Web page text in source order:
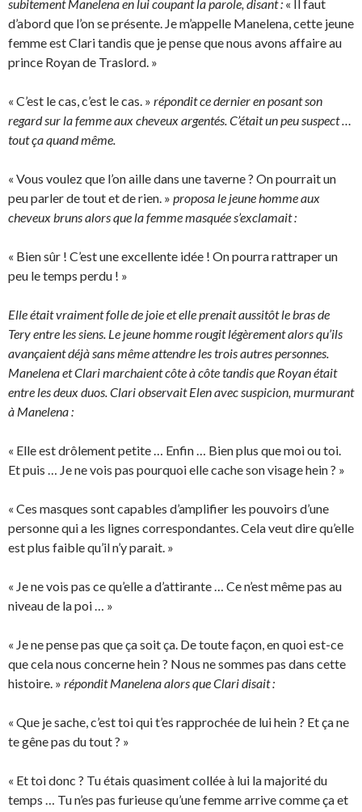
subitement Manelena en lui coupant la parole, disant : « Il faut
d’abord que l’on se présente. Je m’appelle Manelena, cette jeune
femme est Clari tandis que je pense que nous avons affaire au
prince Royan de Traslord. »
« C’est le cas, c’est le cas. » répondit ce dernier en posant son
regard sur la femme aux cheveux argentés. C’était un peu suspect …
tout ça quand même.
« Vous voulez que l’on aille dans une taverne ? On pourrait un
peu parler de tout et de rien. » proposa le jeune homme aux
cheveux bruns alors que la femme masquée s’exclamait :
« Bien sûr ! C’est une excellente idée ! On pourra rattraper un
peu le temps perdu ! »
Elle était vraiment folle de joie et elle prenait aussitôt le bras de
Tery entre les siens. Le jeune homme rougit légèrement alors qu’ils
avançaient déjà sans même attendre les trois autres personnes.
Manelena et Clari marchaient côte à côte tandis que Royan était
entre les deux duos. Clari observait Elen avec suspicion, murmurant
à Manelena :
« Elle est drôlement petite … Enfin … Bien plus que moi ou toi.
Et puis … Je ne vois pas pourquoi elle cache son visage hein ? »
« Ces masques sont capables d’amplifier les pouvoirs d’une
personne qui a les lignes correspondantes. Cela veut dire qu’elle
est plus faible qu’il n’y parait. »
« Je ne vois pas ce qu’elle a d’attirante … Ce n’est même pas au
niveau de la poi … »
« Je ne pense pas que ça soit ça. De toute façon, en quoi est-ce
que cela nous concerne hein ? Nous ne sommes pas dans cette
histoire. » répondit Manelena alors que Clari disait :
« Que je sache, c’est toi qui t’es rapprochée de lui hein ? Et ça ne
te gêne pas du tout ? »
« Et toi donc ? Tu étais quasiment collée à lui la majorité du
temps … Tu n’es pas furieuse qu’une femme arrive comme ça et